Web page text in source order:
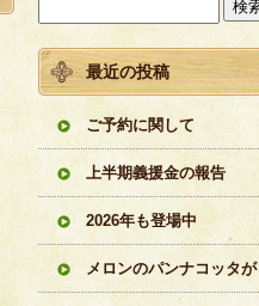
最近の投稿
ご予約に関して
上半期義援金の報告
2026年も登場中